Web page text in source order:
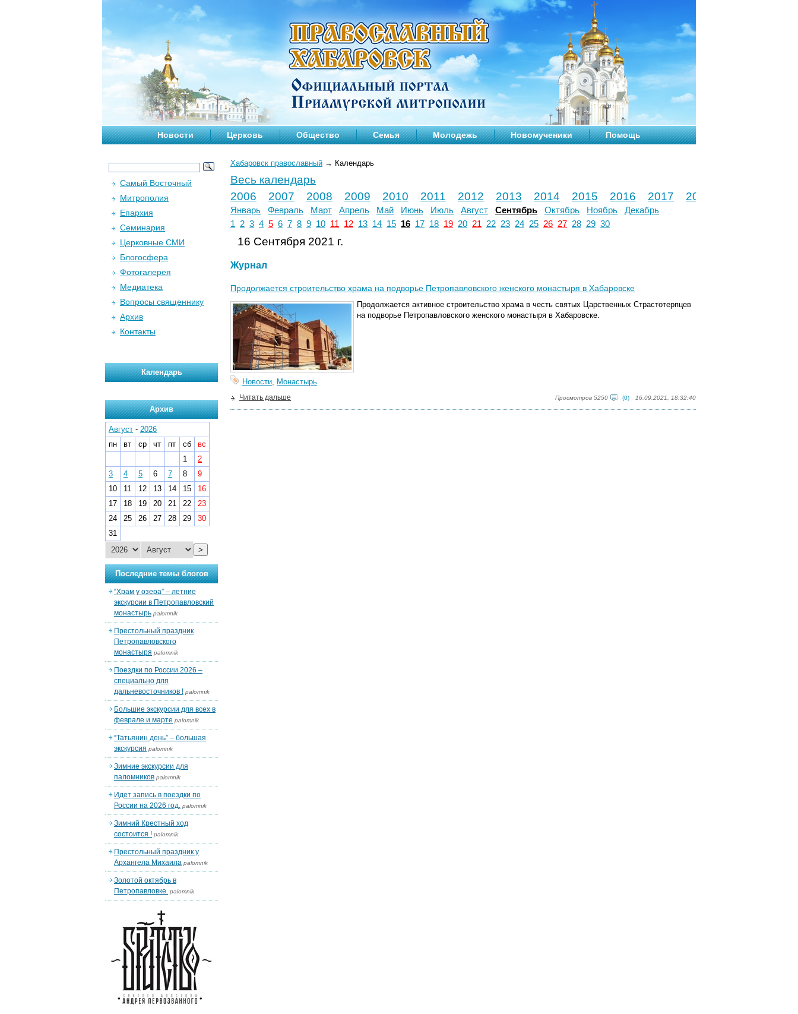
Новости Церковь Общество Семья Молодежь Новомученики Помощь
Хабаровск православный → Календарь
Весь календарь
2006
2007 2008 2009 2010 2011 2012 2013 2014 2015 2016 2017 2018
Январь Февраль Март Апрель Май Июнь Июль Август Сентябрь Октябрь Ноябрь
Декабрь
1
2 3 4 5 6 7 8 9 10 11 12 13 14 15 16 17 18 19 20 21 22 23 24 25 26 27 28 29 30
16 Сентября 2021 г.
Журнал
Продолжается строительство храма на подворье Петропавловского женского монастыря в Хабаровске
Продолжается активное строительство храма в честь святых Царственных Страстотерпцев
на подворье Петропавловского женского монастыря в Хабаровске.
Новости, Монастырь
Просмотров 5250 (0) 16.09.2021, 18:32:40
Читать дальше
Самый Восточный
Митрополия
Епархия
Семинария
Церковные СМИ
Блогосфера
Фотогалерея
Медиатека
Вопросы священнику
Архив
Контакты
Календарь
Архив
Август - 2026
пн
вт ср чт пт сб
вс
1
2
3
4 5 6 7 8
9
10
11 12 13 14 15
16
17
18 19 20 21 22
23
24
25 26 27 28 29
30
31
>
Последние темы блогов
“Храм у озера” – летние
экскурсии в Петропавловский
монастырь palomnik
Престольный праздник
Петропавловского
монастыря palomnik
Поездки по России 2026 –
специально для
дальневосточников ! palomnik
Большие экскурсии для всех в
феврале и марте palomnik
“Татьянин день” – большая
экскурсия palomnik
Зимние экскурсии для
паломников palomnik
Идет запись в поездки по
России на 2026 год. palomnik
Зимний Крестный ход
состоится ! palomnik
Престольный праздник у
Архангела Михаила palomnik
Золотой октябрь в
Петропавловке. palomnik